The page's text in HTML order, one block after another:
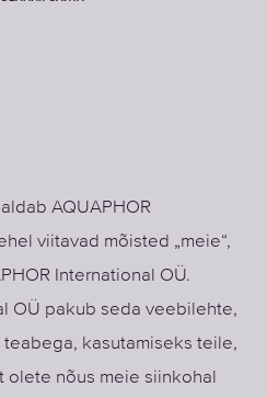
AQUAPHOR
viitavad mõisted „meie“,
International OÜ.
OÜ pakub seda veebilehte,
kasutamiseks teile,
olete nõus meie siinkohal